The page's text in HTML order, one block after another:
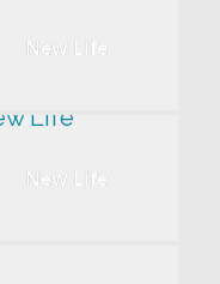
New Life
New Life